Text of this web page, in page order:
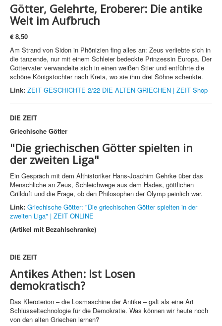
Götter, Gelehrte, Eroberer: Die antike
Welt im Aufbruch
€ 8,50
Am Strand von Sidon in Phönizien fing alles an: Zeus verliebte sich in
die tanzende, nur mit einem Schleier bedeckte Prinzessin Europa. Der
Göttervater verwandelte sich in einen weißen Stier und entführte die
schöne Königstochter nach Kreta, wo sie ihm drei Söhne schenkte.
Link: ZEIT GESCHICHTE 2/22 DIE ALTEN GRIECHEN | ZEIT Shop
DIE ZEIT
Griechische Götter
"Die griechischen Götter spielten in
der zweiten Liga"
Ein Gespräch mit dem Althistoriker Hans-Joachim Gehrke über das
Menschliche an Zeus, Schleichwege aus dem Hades, göttlichen
Grillduft und die Frage, ob den Philosophen der Olymp peinlich war.
Link: Griechische Götter: "Die griechischen Götter spielten in der
zweiten Liga" | ZEIT ONLINE
(Artikel mit Bezahlschranke)
DIE ZEIT
Antikes Athen: Ist Losen
demokratisch?
Das Kleroterion – die Losmaschine der Antike – galt als eine Art
Schlüsseltechnologie für die Demokratie. Was können wir heute noch
von den alten Griechen lernen?